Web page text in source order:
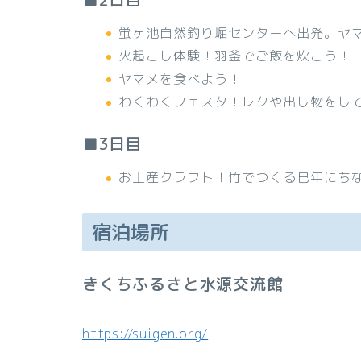
蛍ヶ池自然釣り堀センターへ出発。ヤ
火起こし体験！羽釜でご飯を炊こう！
ヤマメを食べよう！
わくわくフェスタ！レクや出し物をし
■3日目
お土産クラフト！竹でつくる巳年にち
宿泊場所
きくちふるさと水源交流館
https://suigen.org/